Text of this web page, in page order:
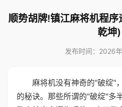
顺势胡牌!镇江麻将机程
乾坤)
发布时间：2026
麻将机没有神奇的"破绽"
的秘诀。那些所谓的"破绽"多